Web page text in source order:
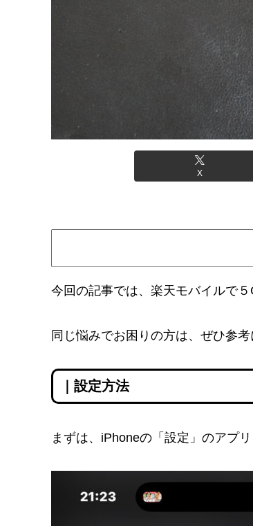
X
今回の記事では、楽天モバイルで
同じ悩みでお困りの方は、ぜひ参考
｜設定方法
まずは、iPhoneの「設定」のアプリ